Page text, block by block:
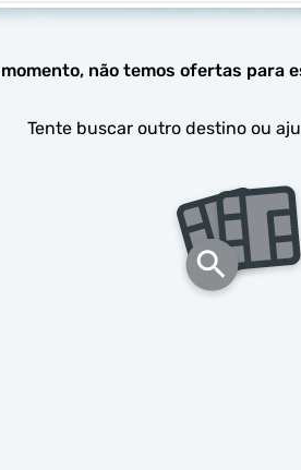
momento, não temos ofertas para
Tente buscar outro destino ou